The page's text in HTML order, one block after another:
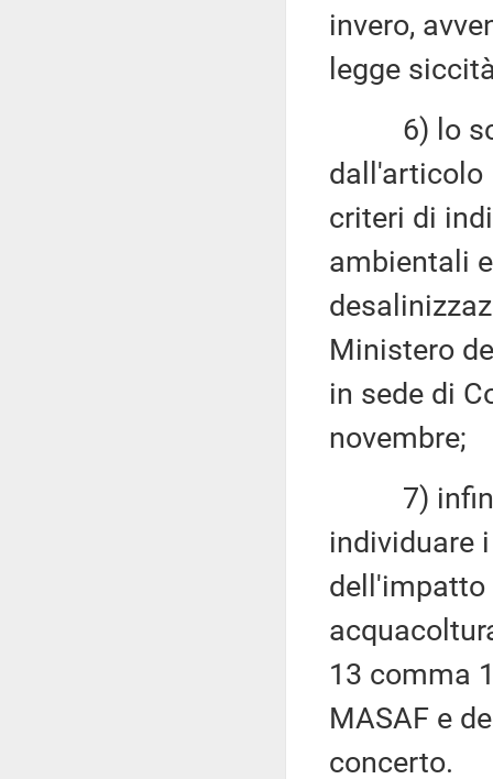
invero,
legge
6) lo
dall'articolo
criteri di
ambientali
Ministero
in sede di
novembre;
7) infine,
individuare
dell'impatto
13 comma
MASAF e
concerto.